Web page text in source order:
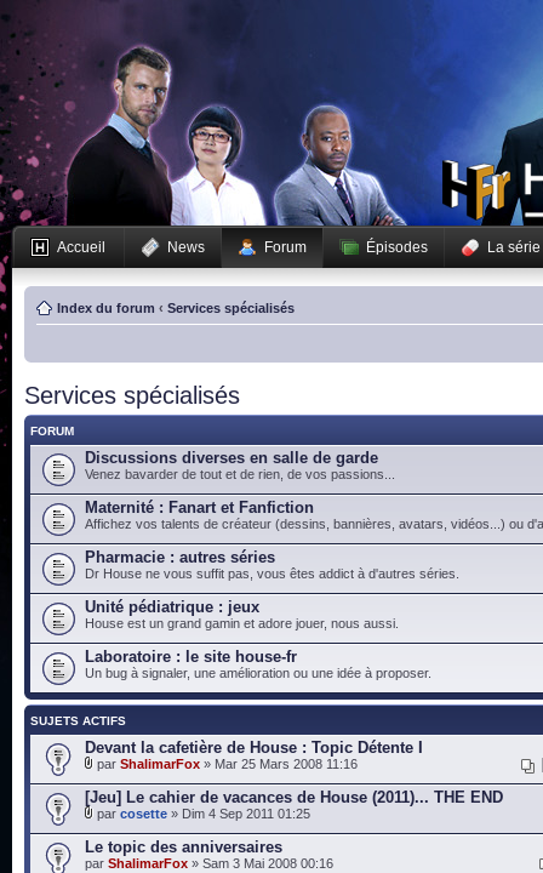
Accueil News Forum Épisodes La série
Index du forum ‹ Services spécialisés
Services spécialisés
FORUM
Discussions diverses en salle de garde
Venez bavarder de tout et de rien, de vos passions...
Maternité : Fanart et Fanfiction
Affichez vos talents de créateur (dessins, bannières, avatars, vidéos...) ou
Pharmacie : autres séries
Dr House ne vous suffit pas, vous êtes addict à d'autres séries.
Unité pédiatrique : jeux
House est un grand gamin et adore jouer, nous aussi.
Laboratoire : le site house-fr
Un bug à signaler, une amélioration ou une idée à proposer.
SUJETS ACTIFS
Devant la cafetière de House : Topic Détente I
par ShalimarFox » Mar 25 Mars 2008 11:16
[Jeu] Le cahier de vacances de House (2011)... THE END
par cosette » Dim 4 Sep 2011 01:25
Le topic des anniversaires
par ShalimarFox » Sam 3 Mai 2008 00:16